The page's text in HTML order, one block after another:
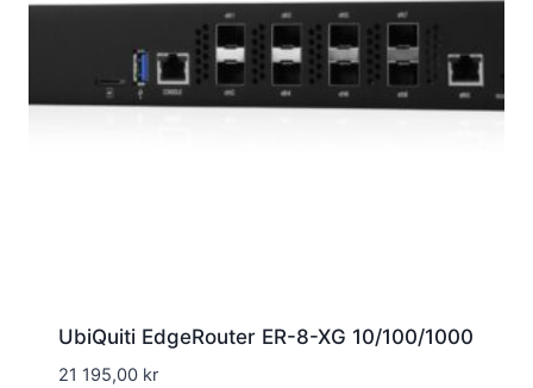
UbiQuiti EdgeRouter ER-8-XG 10/100/1000
21 195,00 kr